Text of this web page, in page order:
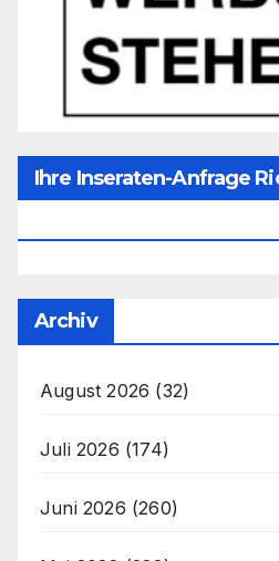
Ihre Inseraten-Anfrage
Archiv
August 2026 (32)
Juli 2026 (174)
Juni 2026 (260)